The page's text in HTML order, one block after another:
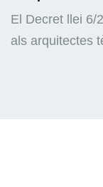
El Decret llei 6/
als arquitectes